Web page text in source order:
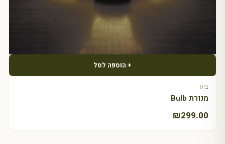
+ הוספה לסל
בית
מנורת Bulb
₪299.00